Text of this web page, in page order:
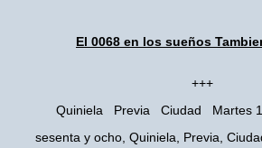
El 0068 en los sueños
+++
Quiniela Previa Ciudad Martes
sesenta y ocho, Quiniela, Previa,